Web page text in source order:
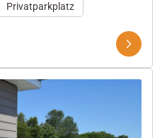
Privatparkplatz